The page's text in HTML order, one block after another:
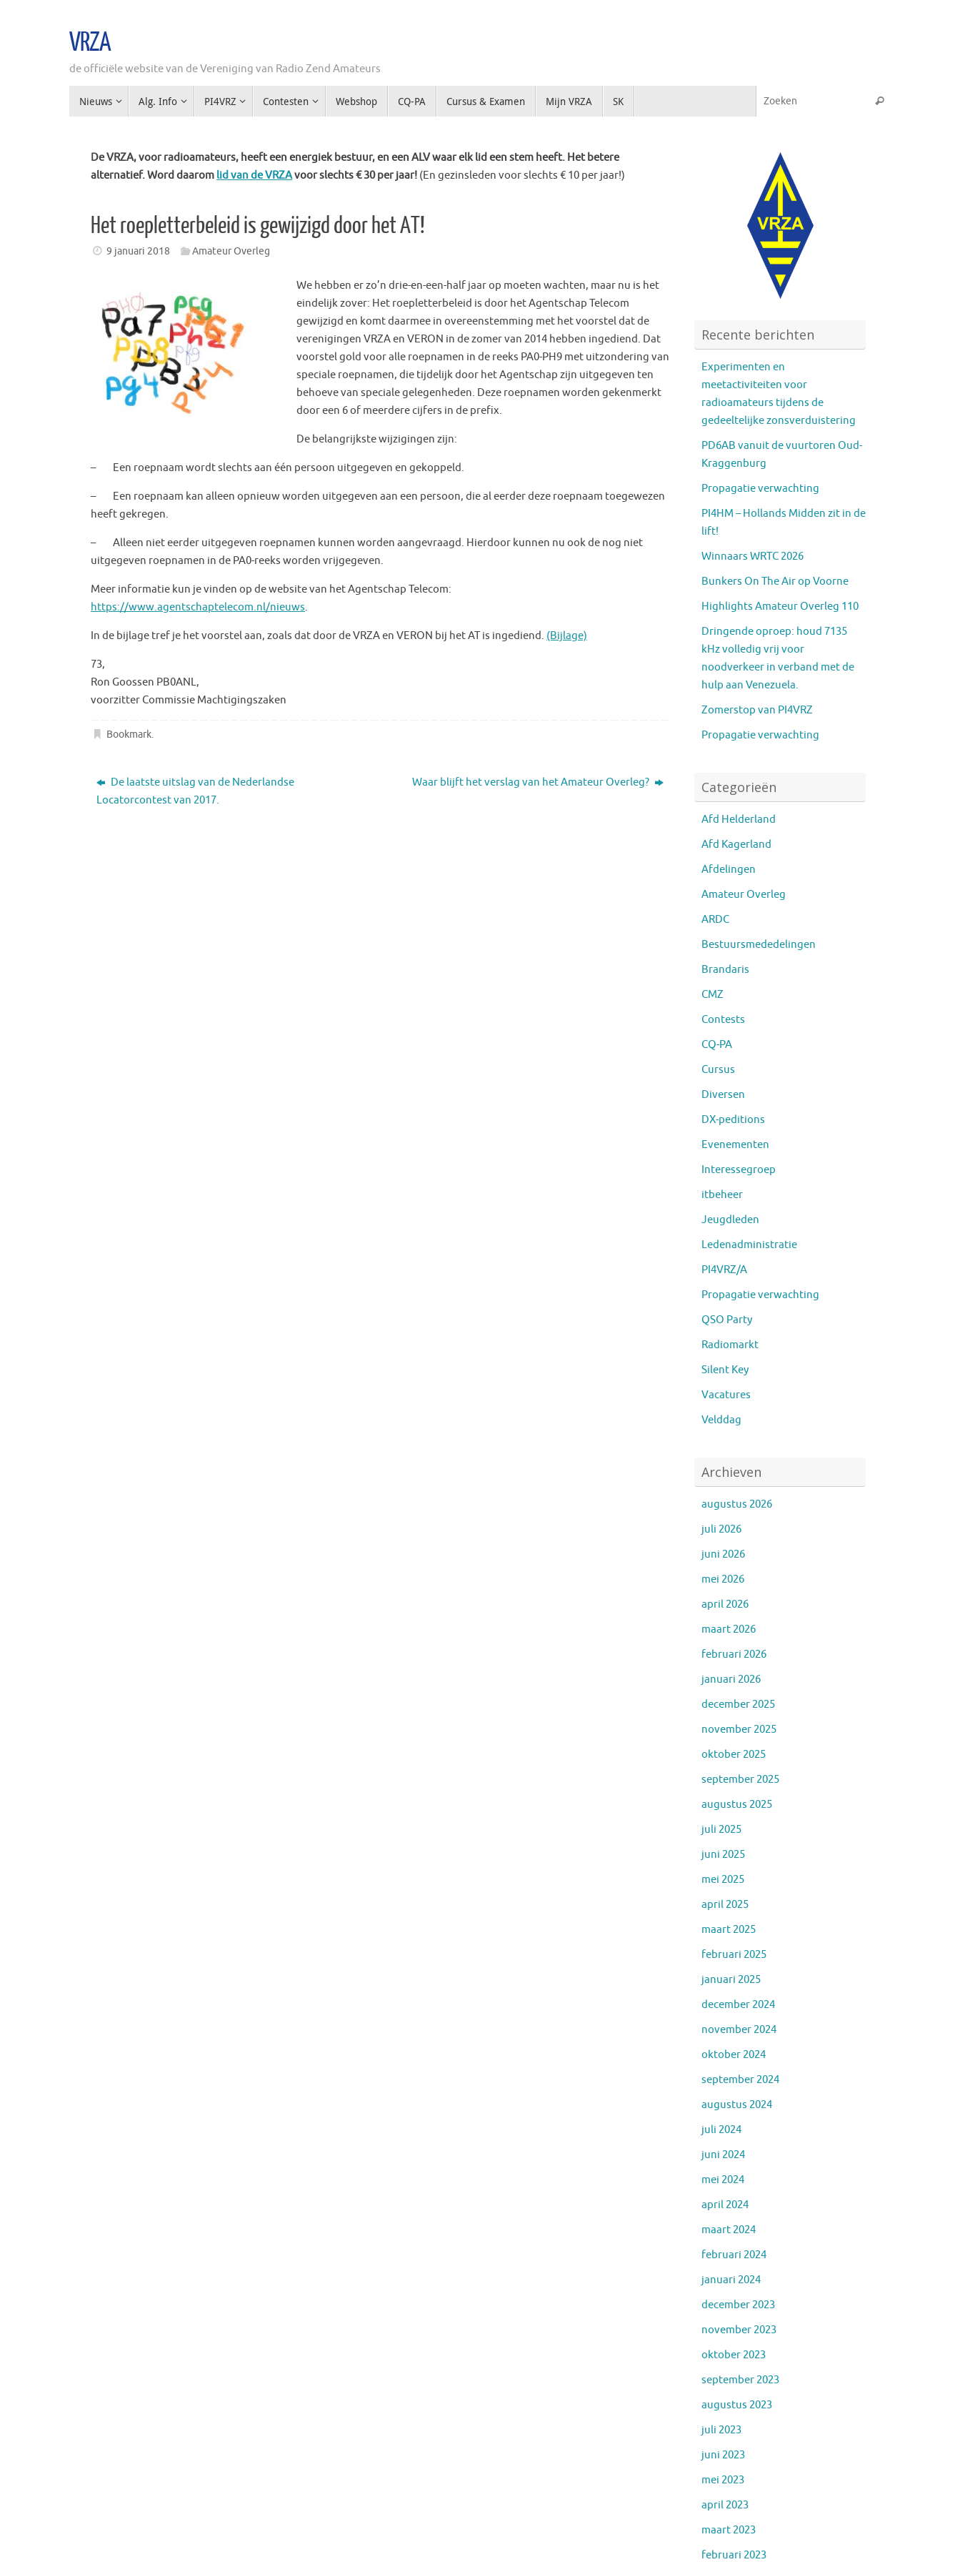
VRZA
de officiële website van de Vereniging van Radio Zend Amateurs
naarNieuws Alg. Info PI4VRZ Contesten Webshop CQ-PA Cursus & Examen Mijn VRZA SK Zoeken
De VRZA, voor radioamateurs, heeft een energiek bestuur, en een ALV waar elk lid een stem heeft. Het betere
alternatief. Word daarom lid van de VRZAvoor slechts € 30 per jaar! (En gezinsleden voor slechts € 10 per jaar!)
Het roepletterbeleid is gewijzigd door het AT!
9 januari 2018 Amateur Overleg
We hebben er zo’n drie-en-een-half jaar op moeten wachten, maar nu is het
eindelijk zover: Het roepletterbeleid is door het Agentschap Telecom
gewijzigd en komt daarmee in overeenstemming met het voorstel dat de
verenigingen VRZA en VERON in de zomer van 2014 hebben ingediend. Dat
voorstel gold voor alle roepnamen in de reeks PA0-PH9 met uitzondering van
speciale roepnamen, die tijdelijk door het Agentschap zijn uitgegeven ten
behoeve van speciale gelegenheden. Deze roepnamen worden gekenmerkt
door een 6 of meerdere cijfers in de prefix.
De belangrijkste wijzigingen zijn:
– Een roepnaam wordt slechts aan één persoon uitgegeven en gekoppeld.
– Een roepnaam kan alleen opnieuw worden uitgegeven aan een persoon, die al eerder deze roepnaam toegewezen
heeft gekregen.
– Alleen niet eerder uitgegeven roepnamen kunnen worden aangevraagd. Hierdoor kunnen nu ook de nog niet
uitgegeven roepnamen in de PA0-reeks worden vrijgegeven.
Meer informatie kun je vinden op de website van het Agentschap Telecom:
https://www.agentschaptelecom.nl/nieuws.
In de bijlage tref je het voorstel aan, zoals dat door de VRZA en VERON bij het AT is ingediend. (Bijlage)
73,
Ron Goossen PB0ANL,
voorzitter Commissie Machtigingszaken
Bookmark.
De laatste uitslag van de Nederlandse
Locatorcontest van 2017.
Waar blijft het verslag van het Amateur Overleg?
Recente berichten
Experimenten en
meetactiviteiten voor
radioamateurs tijdens de
gedeeltelijke zonsverduistering
PD6AB vanuit de vuurtoren Oud-
Kraggenburg
Propagatie verwachting
PI4HM – Hollands Midden zit in de
lift!
Winnaars WRTC 2026
Bunkers On The Air op Voorne
Highlights Amateur Overleg 110
Dringende oproep: houd 7135
kHz volledig vrij voor
noodverkeer in verband met de
hulp aan Venezuela.
Zomerstop van PI4VRZ
Propagatie verwachting
Categorieën
Afd Helderland
Afd Kagerland
Afdelingen
Amateur Overleg
ARDC
Bestuursmededelingen
Brandaris
CMZ
Contests
CQ-PA
Cursus
Diversen
DX-peditions
Evenementen
Interessegroep
itbeheer
Jeugdleden
Ledenadministratie
PI4VRZ/A
Propagatie verwachting
QSO Party
Radiomarkt
Silent Key
Vacatures
Velddag
Archieven
augustus 2026
juli 2026
juni 2026
mei 2026
april 2026
maart 2026
februari 2026
januari 2026
december 2025
november 2025
oktober 2025
september 2025
augustus 2025
juli 2025
juni 2025
mei 2025
april 2025
maart 2025
februari 2025
januari 2025
december 2024
november 2024
oktober 2024
september 2024
augustus 2024
juli 2024
juni 2024
mei 2024
april 2024
maart 2024
februari 2024
januari 2024
december 2023
november 2023
oktober 2023
september 2023
augustus 2023
juli 2023
juni 2023
mei 2023
april 2023
maart 2023
februari 2023